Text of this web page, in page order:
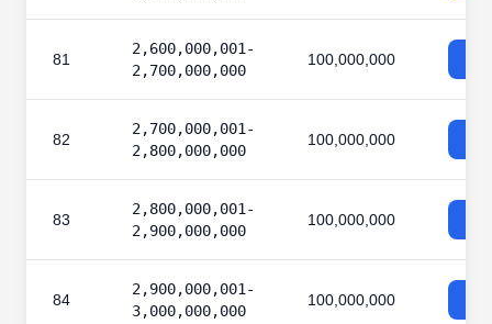
81
2,600,000,001-
2,700,000,000
100,000,000
82
2,700,000,001-
2,800,000,000
100,000,000
83
2,800,000,001-
2,900,000,000
100,000,000
84
2,900,000,001-
3,000,000,000
100,000,000